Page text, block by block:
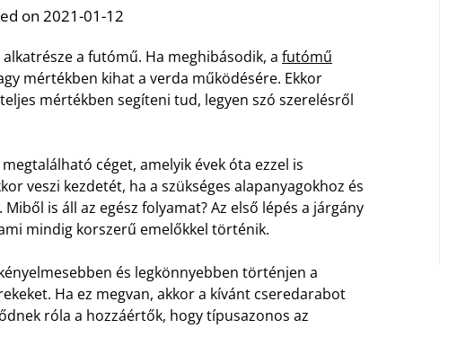
on 2021-01-12
a futómű. Ha meghibásodik, a futómű
mértékben kihat a verda működésére. Ekkor
mértékben segíteni tud, legyen szó szerelésről
céget, amelyik évek óta ezzel is
veszi kezdetét, ha a szükséges alapanyagokhoz és
is áll az egész folyamat? Az első lépés a járgány
mindig korszerű emelőkkel történik.
és legkönnyebben történjen a
Ha ez megvan, akkor a kívánt cseredarabot
róla a hozzáértők, hogy típusazonos az